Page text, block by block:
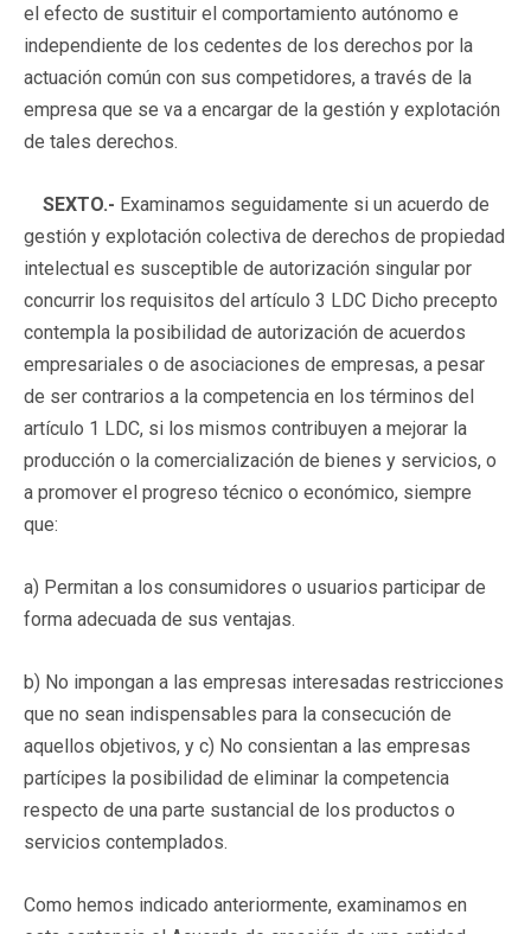
el efecto de sustituir el comportamiento autónomo e
independiente de los cedentes de los derechos por la
actuación común con sus competidores, a través de la
empresa que se va a encargar de la gestión y explotación
de tales derechos.
SEXTO.- Examinamos seguidamente si un acuerdo de
gestión y explotación colectiva de derechos de propiedad
intelectual es susceptible de autorización singular por
concurrir los requisitos del artículo 3 LDC Dicho precepto
contempla la posibilidad de autorización de acuerdos
empresariales o de asociaciones de empresas, a pesar
de ser contrarios a la competencia en los términos del
artículo 1 LDC, si los mismos contribuyen a mejorar la
producción o la comercialización de bienes y servicios, o
a promover el progreso técnico o económico, siempre
que:
a) Permitan a los consumidores o usuarios participar de
forma adecuada de sus ventajas.
b) No impongan a las empresas interesadas restricciones
que no sean indispensables para la consecución de
aquellos objetivos, y c) No consientan a las empresas
partícipes la posibilidad de eliminar la competencia
respecto de una parte sustancial de los productos o
servicios contemplados.
Como hemos indicado anteriormente, examinamos en